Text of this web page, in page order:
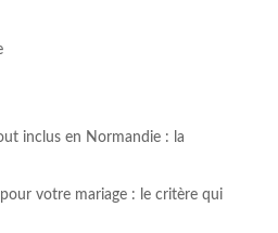
inclus en Normandie : la
votre mariage : le critère qui